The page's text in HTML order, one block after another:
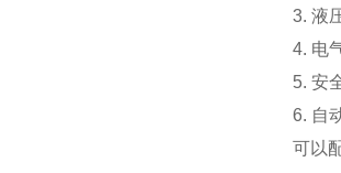
3. 液
4. 电
5. 安
6. 自
可以